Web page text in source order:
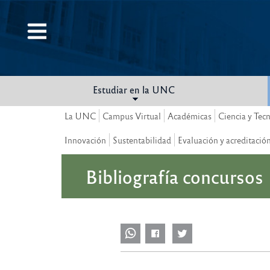
Pasar
contenido
Estudiar en la UNC
La UNC Campus Virtual Académicas Ciencia y
Innovación Sustentabilidad Evaluación y
Bibliografía concursos